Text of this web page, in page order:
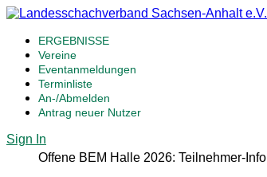
ERGEBNISSE
Vereine
Eventanmeldungen
Terminliste
An-/Abmelden
Antrag neuer Nutzer
Sign In
Offene BEM Halle 2026: Teilnehmer-Info